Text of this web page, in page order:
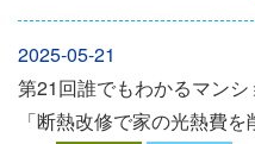
2025-05-21
第21回誰でもわかるマンシ
「断熱改修で家の光熱費